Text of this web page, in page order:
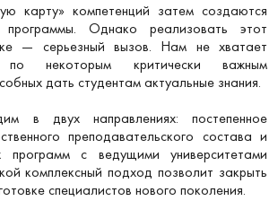
карту» компетенций затем создаются
программы. Однако реализовать этот
— серьезный вызов. Нам не хватает
по некоторым критически важным
дать студентам актуальные знания.
в двух направлениях: постепенное
преподавательского состава и
программ с ведущими университетами
комплексный подход позволит закрыть
специалистов нового поколения.